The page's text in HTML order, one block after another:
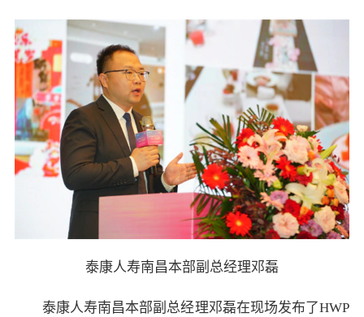
泰康人寿南昌本部副总经理邓磊
泰康人寿南昌本部副总经理邓磊在现场发布了HWP